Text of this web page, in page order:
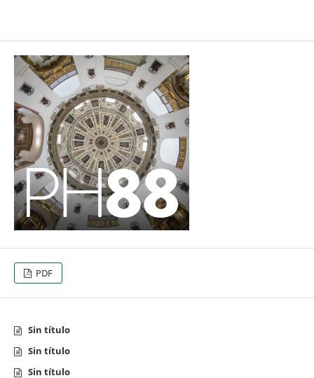
PDF
Sin título
Sin título
Sin título